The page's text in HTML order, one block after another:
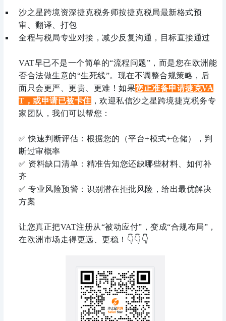
沙之星跨境资深捷克税务师按捷克税局最新格式预
审、翻译、打包
全程与税局专业对接，减少反复沟通，目标直接通过
VAT早已不是一个简单的“流程问题”，而是您在欧洲能
否合法做生意的“生死线”。现在不调整合规策略，后
面只会更严、更贵、更难！如果您正准备申请捷克VA
T，或申请已被卡住 ，欢迎私信沙之星跨境捷克税务专
家团队，我们可以帮您：
✅ 快速判断评估：根据您的（平台+模式+仓储），判
断过审概率
✅ 资料缺口清单：精准告知您还缺哪些材料、如何补
齐
✅ 专业风险预警：识别潜在拒批风险，给出最优解决
方案
让您真正把VAT注册从“被动应付”，变成“合规布局”，
在欧洲市场走得更远、更稳 ！ 👇👇 👇